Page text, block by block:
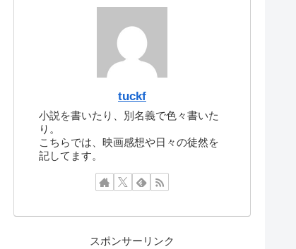
tuckf
小説を書いたり、別名義で色々書いた
り。
こちらでは、映画感想や日々の徒然を
記してます。
スポンサーリンク